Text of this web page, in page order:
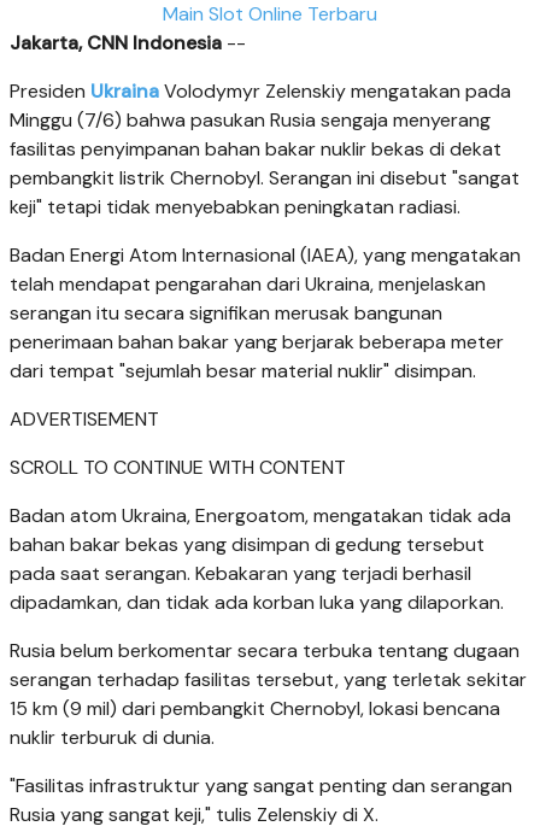
Main Slot Online Terbaru
Jakarta, CNN Indonesia --
Presiden UkrainaVolodymyr Zelenskiy mengatakan pada
Minggu (7/6) bahwa pasukan Rusia sengaja menyerang
fasilitas penyimpanan bahan bakar nuklir bekas di dekat
pembangkit listrik Chernobyl. Serangan ini disebut "sangat
keji" tetapi tidak menyebabkan peningkatan radiasi.
Badan Energi Atom Internasional (IAEA), yang mengatakan
telah mendapat pengarahan dari Ukraina, menjelaskan
serangan itu secara signifikan merusak bangunan
penerimaan bahan bakar yang berjarak beberapa meter
dari tempat "sejumlah besar material nuklir" disimpan.
ADVERTISEMENT
SCROLL TO CONTINUE WITH CONTENT
Badan atom Ukraina, Energoatom, mengatakan tidak ada
bahan bakar bekas yang disimpan di gedung tersebut
pada saat serangan. Kebakaran yang terjadi berhasil
dipadamkan, dan tidak ada korban luka yang dilaporkan.
Rusia belum berkomentar secara terbuka tentang dugaan
serangan terhadap fasilitas tersebut, yang terletak sekitar
15 km (9 mil) dari pembangkit Chernobyl, lokasi bencana
nuklir terburuk di dunia.
"Fasilitas infrastruktur yang sangat penting dan serangan
Rusia yang sangat keji," tulis Zelenskiy di X.